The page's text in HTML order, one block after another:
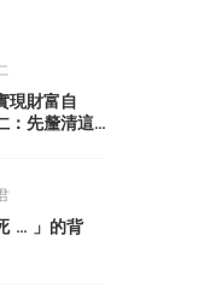
現財富自
：先釐清這
... 」的背